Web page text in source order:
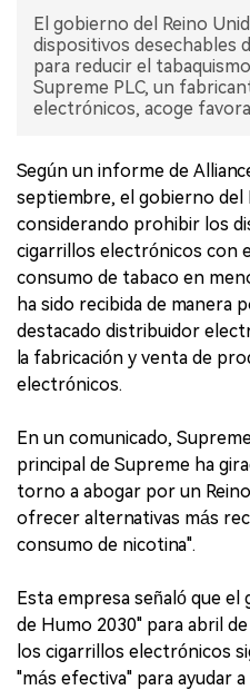
El gobierno del Reino
dispositivos desechables
para reducir el
Supreme PLC, un
electrónicos, acoge
Según un informe de
septiembre, el gobierno del
considerando prohibir los
cigarrillos electrónicos con
consumo de tabaco en
ha sido recibida de manera
destacado distribuidor
la fabricación y venta de
electrónicos.
En un comunicado,
principal de Supreme ha
torno a abogar por un
ofrecer alternativas más
consumo de nicotina".
Esta empresa señaló que
de Humo 2030" para abril
los cigarrillos electrónicos
"más efectiva" para ayudar